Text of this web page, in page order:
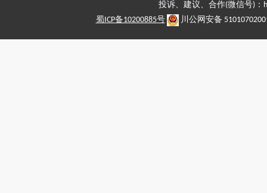
投诉、建议、合作(微信号)
蜀ICP备10200885号
川公网安备